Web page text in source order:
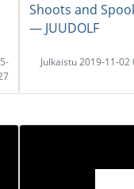
Shoots and
― JUUDOLF
Julkaistu 2019-11-